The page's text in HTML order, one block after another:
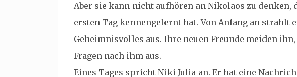
Aber sie kann nicht aufhören an Nikolaos zu denken,
ersten Tag kennengelernt hat. Von Anfang an strahlt
Geheimnisvolles aus. Ihre neuen Freunde meiden
Fragen nach ihm aus.
Eines Tages spricht Niki Julia an. Er hat eine